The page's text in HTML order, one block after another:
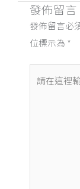
發佈留言
發佈留言必
位標示為 *